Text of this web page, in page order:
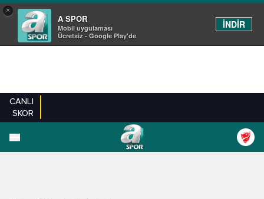
×
A SPOR
Mobil uygulaması
Ücretsiz - Google Play'de
İNDİR
CANLI
SKOR